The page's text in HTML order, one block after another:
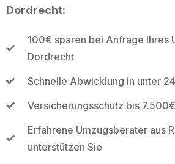
Dordrecht:
100€ sparen bei Anfrage Ihres
Dordrecht
Schnelle Abwicklung in unter
Versicherungsschutz bis
Erfahrene Umzugsberater aus
unterstützen Sie